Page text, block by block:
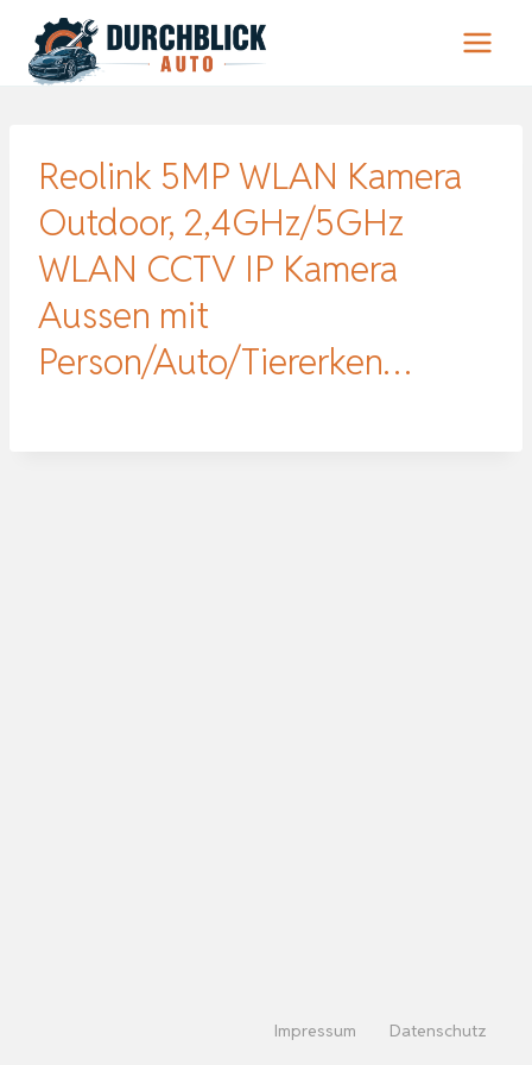
Inhalt
springen
Reolink 5MP WLAN Kamera
Outdoor, 2,4GHz/5GHz
WLAN CCTV IP Kamera
Aussen mit
Person/Auto/Tiererken…
Impressum Datenschutz